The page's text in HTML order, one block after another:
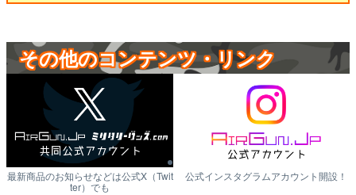
その他のコンテンツ・リンク
最新商品のお知らせなどは公式X（Twit
ter）でも
公式インスタグラムアカウント開設！